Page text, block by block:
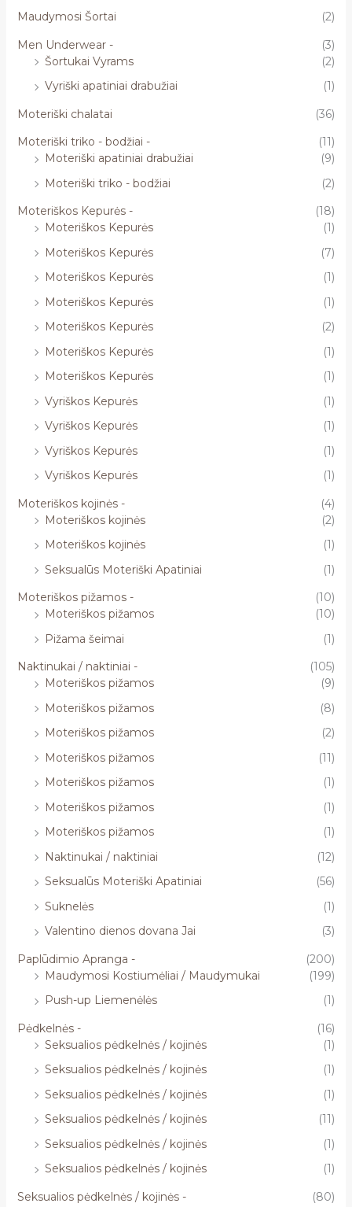
Maudymosi Šortai
(2)
Men Underwear -
(3)
Šortukai Vyrams
(2)
Vyriški apatiniai drabužiai
(1)
Moteriški chalatai
(36)
Moteriški triko - bodžiai -
(11)
Moteriški apatiniai drabužiai
(9)
Moteriški triko - bodžiai
(2)
Moteriškos Kepurės -
(18)
Moteriškos Kepurės
(1)
Moteriškos Kepurės
(7)
Moteriškos Kepurės
(1)
Moteriškos Kepurės
(1)
Moteriškos Kepurės
(2)
Moteriškos Kepurės
(1)
Moteriškos Kepurės
(1)
Vyriškos Kepurės
(1)
Vyriškos Kepurės
(1)
Vyriškos Kepurės
(1)
Vyriškos Kepurės
(1)
Moteriškos kojinės -
(4)
Moteriškos kojinės
(2)
Moteriškos kojinės
(1)
Seksualūs Moteriški Apatiniai
(1)
Moteriškos pižamos -
(10)
Moteriškos pižamos
(10)
Pižama šeimai
(1)
Naktinukai / naktiniai -
(105)
Moteriškos pižamos
(9)
Moteriškos pižamos
(8)
Moteriškos pižamos
(2)
Moteriškos pižamos
(11)
Moteriškos pižamos
(1)
Moteriškos pižamos
(1)
Moteriškos pižamos
(1)
Naktinukai / naktiniai
(12)
Seksualūs Moteriški Apatiniai
(56)
Suknelės
(1)
Valentino dienos dovana Jai
(3)
Paplūdimio Apranga -
(200)
Maudymosi Kostiumėliai / Maudymukai
(199)
Push-up Liemenėlės
(1)
Pėdkelnės -
(16)
Seksualios pėdkelnės / kojinės
(1)
Seksualios pėdkelnės / kojinės
(1)
Seksualios pėdkelnės / kojinės
(1)
Seksualios pėdkelnės / kojinės
(11)
Seksualios pėdkelnės / kojinės
(1)
Seksualios pėdkelnės / kojinės
(1)
Seksualios pėdkelnės / kojinės -
(80)